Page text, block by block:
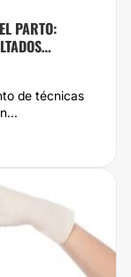
PARTO:
de técnicas